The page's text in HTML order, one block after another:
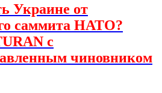
Украине от
саммита НАТО?
с
чиновником